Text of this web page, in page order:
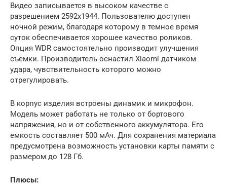
Видео записывается в высоком качестве с
разрешением 2592х1944. Пользователю доступен
ночной режим, благодаря которому в темное время
суток обеспечивается хорошее качество роликов.
Опция WDR самостоятельно производит улучшения
съемки. Производитель оснастил Xiaomi датчиком
удара, чувствительность которого можно
отрегулировать.
В корпус изделия встроены динамик и микрофон.
Модель может работать не только от бортового
напряжения, но и от собственного аккумулятора. Его
емкость составляет 500 мАч. Для сохранения материала
предусмотрена возможность установки карты памяти с
размером до 128 Гб.
Плюсы: